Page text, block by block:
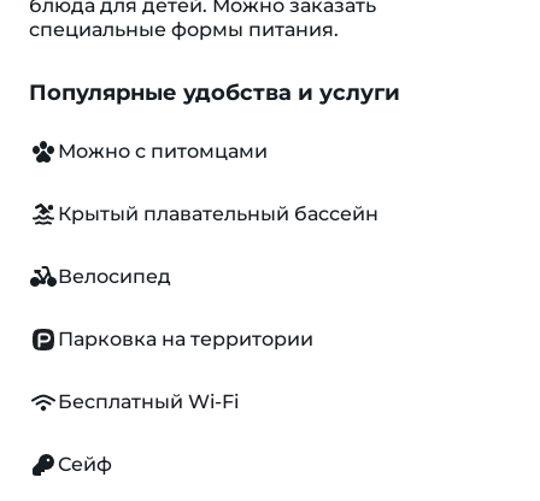
блюда для детей. Можно заказать
специальные формы питания.
Популярные удобства и услуги
Можно с питомцами
Крытый плавательный бассейн
Велосипед
Парковка на территории
Бесплатный Wi-Fi
Сейф